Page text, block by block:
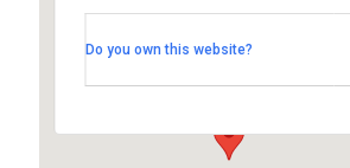
2 Rue de Varsovie - Elancourt
Do you own this website?